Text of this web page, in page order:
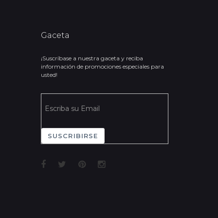
Gaceta
¡Suscríbase a nuestra gaceta y reciba
información de promociones especiales para
usted!
SUSCRIBIRSE